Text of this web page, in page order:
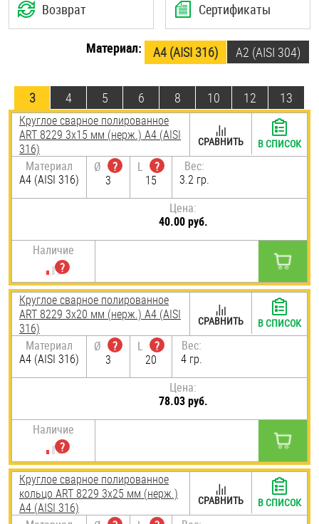
Возврат Сертификаты
Материал: A4 (AISI 316) А2 (AISI 304)
3 4 5 6 8 10 12 13
Круглое сварное полированное
ART 8229 3х15 мм (нерж.) A4 (AISI
316)
Материал
A4 (AISI 316)
Ø
?
3
L
?
15
Вес:
3.2 гр.
Цена:
40.00 руб.
Наличие
СРАВНИТЬ В СПИСОК
Круглое сварное полированное
ART 8229 3х20 мм (нерж.) A4 (AISI
316)
Материал
A4 (AISI 316)
Ø
?
3
L
?
20
Вес:
4 гр.
Цена:
78.03 руб.
Наличие
СРАВНИТЬ В СПИСОК
Круглое сварное полированное
кольцо ART 8229 3х25 мм (нерж.)
A4 (AISI 316)
СРАВНИТЬ В СПИСОК